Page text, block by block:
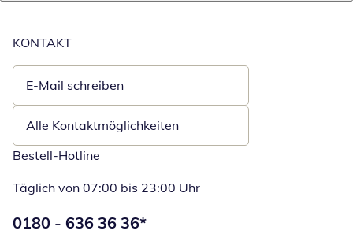
KONTAKT
E-Mail schreiben
Öffnet E-Mail-Client
Alle Kontaktmöglichkeiten
Bestell-Hotline
Täglich von 07:00 bis 23:00 Uhr
Telefonnummer:
0180 - 636 36 36*